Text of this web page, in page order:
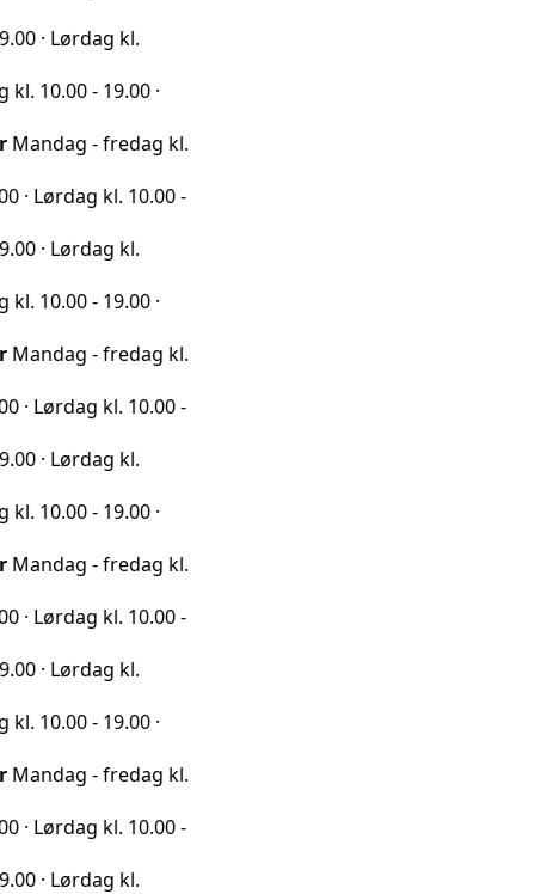
kl.
- 19.00 ·
- fredag kl.
kl. 10.00 -
kl.
- 19.00 ·
- fredag kl.
kl. 10.00 -
kl.
- 19.00 ·
- fredag kl.
kl. 10.00 -
kl.
- 19.00 ·
- fredag kl.
kl. 10.00 -
kl.